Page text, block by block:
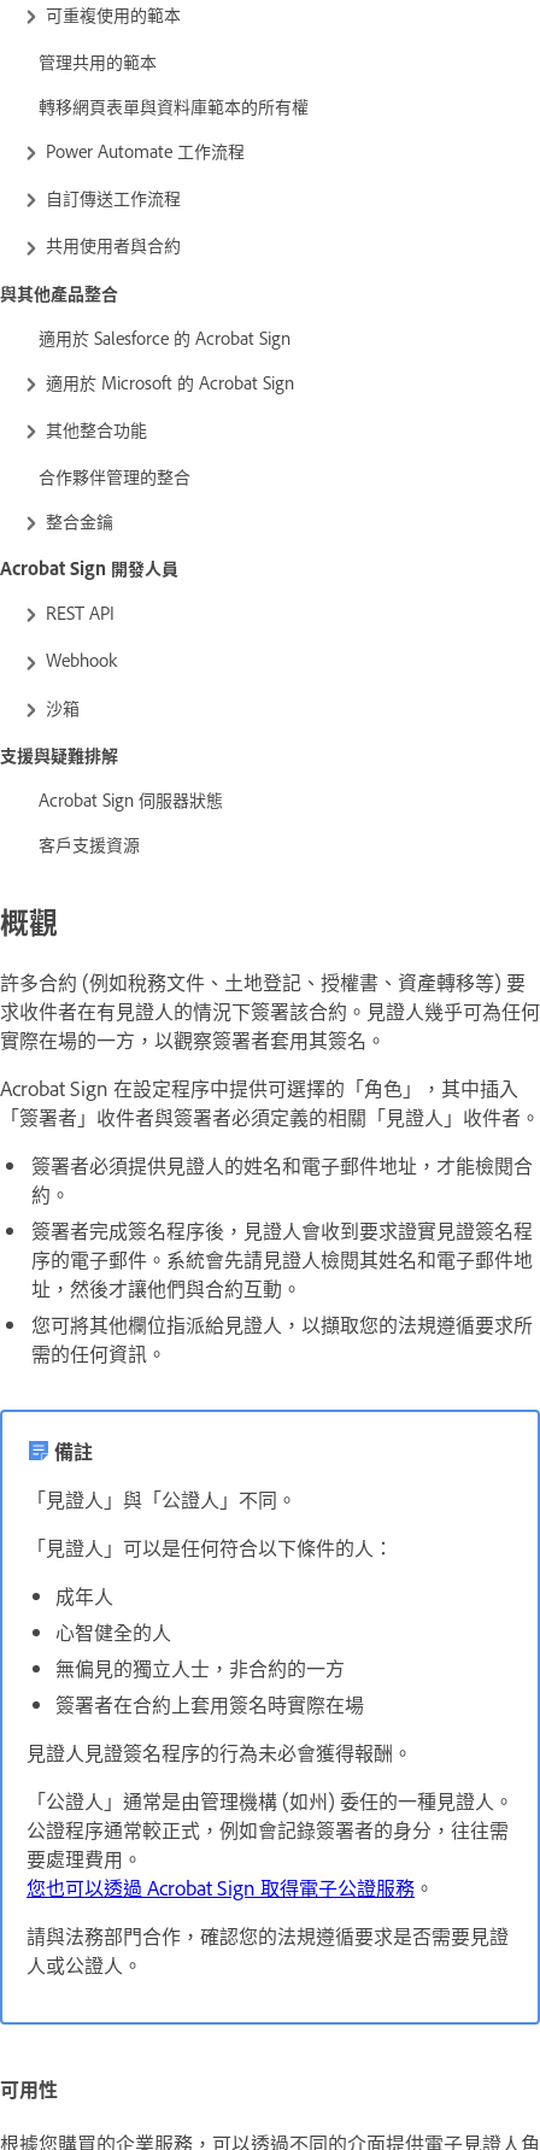
可重複使用的範本
管理共用的範本
轉移網頁表單與資料庫範本的所有權
Power Automate 工作流程
自訂傳送工作流程
共用使用者與合約
與其他產品整合
適用於 Salesforce 的 Acrobat Sign
適用於 Microsoft 的 Acrobat Sign
其他整合功能
合作夥伴管理的整合
整合金鑰
Acrobat Sign 開發人員
REST API
Webhook
沙箱
支援與疑難排解
Acrobat Sign 伺服器狀態
客戶支援資源
概觀
許多合約 (例如稅務文件、土地登記、授權書、資產轉移等) 要
求收件者在有見證人的情況下簽署該合約。見證人幾乎可為任何
實際在場的一方，以觀察簽署者套用其簽名。
Acrobat Sign 在設定程序中提供可選擇的「角色」，其中插入
「簽署者」收件者與簽署者必須定義的相關「見證人」收件者。
簽署者必須提供見證人的姓名和電子郵件地址，才能檢閱合
約。
簽署者完成簽名程序後，見證人會收到要求證實見證簽名程
序的電子郵件。系統會先請見證人檢閱其姓名和電子郵件地
址，然後才讓他們與合約互動。
您可將其他欄位指派給見證人，以擷取您的法規遵循要求所
需的任何資訊。
備註
「見證人」與「公證人」不同。
「見證人」可以是任何符合以下條件的人：
成年人
心智健全的人
無偏見的獨立人士，非合約的一方
簽署者在合約上套用簽名時實際在場
見證人見證簽名程序的行為未必會獲得報酬。
「公證人」通常是由管理機構 (如州) 委任的一種見證人。
公證程序通常較正式，例如會記錄簽署者的身分，往往需
要處理費用。
您也可以透過 Acrobat Sign 取得電子公證服務 。
請與法務部門合作，確認您的法規遵循要求是否需要見證
人或公證人。
可用性
根據您購買的企業服務，可以透過不同的介面提供電子見證人角